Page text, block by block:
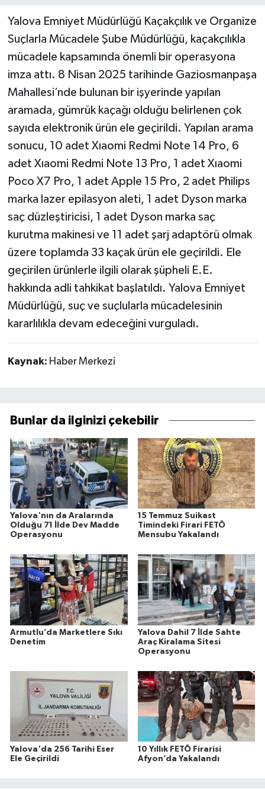
Yalova Emniyet Müdürlüğü Kaçakçılık ve Organize
Suçlarla Mücadele Şube Müdürlüğü, kaçakçılıkla
mücadele kapsamında önemli bir operasyona
imza attı. 8 Nisan 2025 tarihinde Gaziosmanpaşa
Mahallesi’nde bulunan bir işyerinde yapılan
aramada, gümrük kaçağı olduğu belirlenen çok
sayıda elektronik ürün ele geçirildi. Yapılan arama
sonucu, 10 adet Xıaomi Redmi Note 14 Pro, 6
adet Xıaomi Redmi Note 13 Pro, 1 adet Xıaomi
Poco X7 Pro, 1 adet Apple 15 Pro, 2 adet Philips
marka lazer epilasyon aleti, 1 adet Dyson marka
saç düzleştiricisi, 1 adet Dyson marka saç
kurutma makinesi ve 11 adet şarj adaptörü olmak
üzere toplamda 33 kaçak ürün ele geçirildi. Ele
geçirilen ürünlerle ilgili olarak şüpheli E.E.
hakkında adli tahkikat başlatıldı. Yalova Emniyet
Müdürlüğü, suç ve suçlularla mücadelesinin
kararlılıkla devam edeceğini vurguladı.
Kaynak: Haber Merkezi
Bunlar da ilginizi çekebilir
Yalova'nın da Aralarında
Olduğu 71 İlde Dev Madde
Operasyonu
15 Temmuz Suikast
Timindeki Firari FETÖ
Mensubu Yakalandı
Armutlu’da Marketlere Sıkı
Denetim
Yalova Dahil 7 İlde Sahte
Araç Kiralama Sitesi
Operasyonu
Yalova'da 256 Tarihi Eser
Ele Geçirildi
10 Yıllık FETÖ Firarisi
Afyon’da Yakalandı